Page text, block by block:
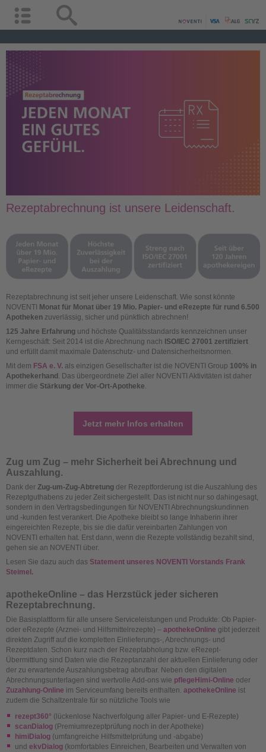
Rezeptabrechnung ist unsere Leidenschaft.
Rezeptabrechnung ist seit jeher unsere Leidenschaft. Wie sonst könnte
NOVENTI Monat für Monat über 19 Mio. Papier- und eRezepte für rund 6.500
Apotheken zuverlässig, sicher und pünktlich abrechnen!
125 Jahre Erfahrung und höchste Qualitätsstandards kennzeichnen unser
Kerngeschäft: Seit 2014 ist die Abrechnung nach ISO/IEC 27001 zertifiziert
und erfüllt damit maximale Datenschutz- und Datensicherheitsnormen.
Mit dem FSA e. V. als einzigen Gesellschafter ist die NOVENTI Group 100% in
Apothekerhand . Das übergeordnete Ziel aller NOVENTI Aktivitäten ist daher
immer die Stärkung der Vor-Ort-Apotheke.
Jetzt mehr Infos erhalten
Zug um Zug – mehr Sicherheit bei Abrechnung und
Auszahlung.
Dank der Zug-um-Zug-Abtretung der Rezeptforderung ist die Auszahlung des
Rezeptguthabens zu jeder Zeit sichergestellt. Das ist nicht nur so dahingesagt,
sondern in den Vertragsbedingungen für NOVENTI Abrechnungskundinnen
und -kunden fest verankert. Die Apotheke bleibt so lange Inhaberin ihrer
eingereichten Rezepte, bis sie die dafür vereinbarten Zahlungen von
NOVENTI erhalten hat. Erst dann, wenn die Rezepte vollständig bezahlt sind,
gehen sie an NOVENTI über.
Lesen Sie dazu auch das Statement unseres NOVENTI Vorstands Frank
Steimel.
apothekeOnline – das Herzstück jeder sicheren
Rezeptabrechnung.
Die Basisplattform für alle unsere Serviceleistungen und Produkte: Ob Papier-
oder eRezepte (Arznei- und Hilfsmittelrezepte) – apothekeOnline gibt jederzeit
direkten Zugriff auf die kompletten Einlieferungs-, Abrechnungs- und
Rezeptdaten. Schon kurz nach der Rezeptabholung bzw. eRezept-
Übermittlung sind Daten wie die Rezeptanzahl der aktuellen Einlieferung oder
der zu erwartende Auszahlungsbetrag abrufbar. Neben den digitalen
Abrechnungsunterlagen sind wertvolle Add-ons wie pflegeHimi-Online oder
Zuzahlung-Online im Serviceumfang bereits enthalten. apothekeOnline ist
zudem die Schaltzentrale für so nützliche Tools wie
rezept360° (lückenlose Nachverfolgung aller Papier- und E-Rezepte)
scanDialog (Premiumrezeptprüfung noch in der Apotheke)
himiDialog (umfangreiche Hilfsmittelprüfung und -abgabe)
und ekvDialog (komfortables Einreichen, Bearbeiten und Verwalten von